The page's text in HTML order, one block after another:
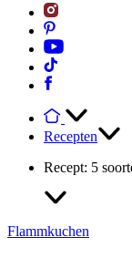
Recepten
Recept: 5
Flammkuchen